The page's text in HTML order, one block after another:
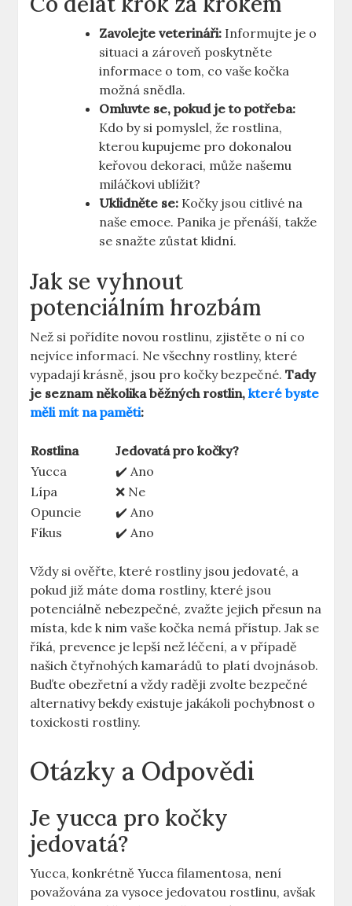
Zavolejte veterináři: Informujte je o
situaci a zároveň poskytněte
informace o tom, co vaše kočka
možná snědla.
Omluvte se, pokud je to potřeba:
Kdo by si pomyslel, že rostlina,
kterou kupujeme pro dokonalou
keřovou dekoraci, může našemu
miláčkovi ublížit?
Uklidněte se: Kočky jsou citlivé na
naše emoce. Panika je přenáší, takže
se snažte zůstat klidní.
Jak se vyhnout
potenciálním hrozbám
Než si pořídíte novou rostlinu, zjistěte o ní co
nejvíce informací. Ne všechny rostliny, které
vypadají krásně, jsou pro kočky bezpečné.Tady
je seznam několika běžných rostlin,které byste
měli mít na paměti:
Rostlina
Jedovatá pro kočky?
Yucca
✔️ Ano
Lípa
❌ Ne
Opuncie
✔️ Ano
Fíkus
✔️ Ano
Vždy si ověřte, které rostliny jsou jedovaté, a
pokud již máte doma rostliny, které jsou
potenciálně nebezpečné, zvažte jejich přesun na
místa, kde k nim vaše kočka nemá přístup. Jak se
říká, prevence je lepší než léčení, a v případě
našich čtyřnohých kamarádů to platí dvojnásob.
Buďte obezřetní a vždy raději zvolte bezpečné
alternativy bekdy existuje jakákoli pochybnost o
toxickosti rostliny.
Otázky a Odpovědi
Je yucca pro kočky
jedovatá?
Yucca, konkrétně Yucca filamentosa, není
považována za vysoce jedovatou rostlinu, avšak